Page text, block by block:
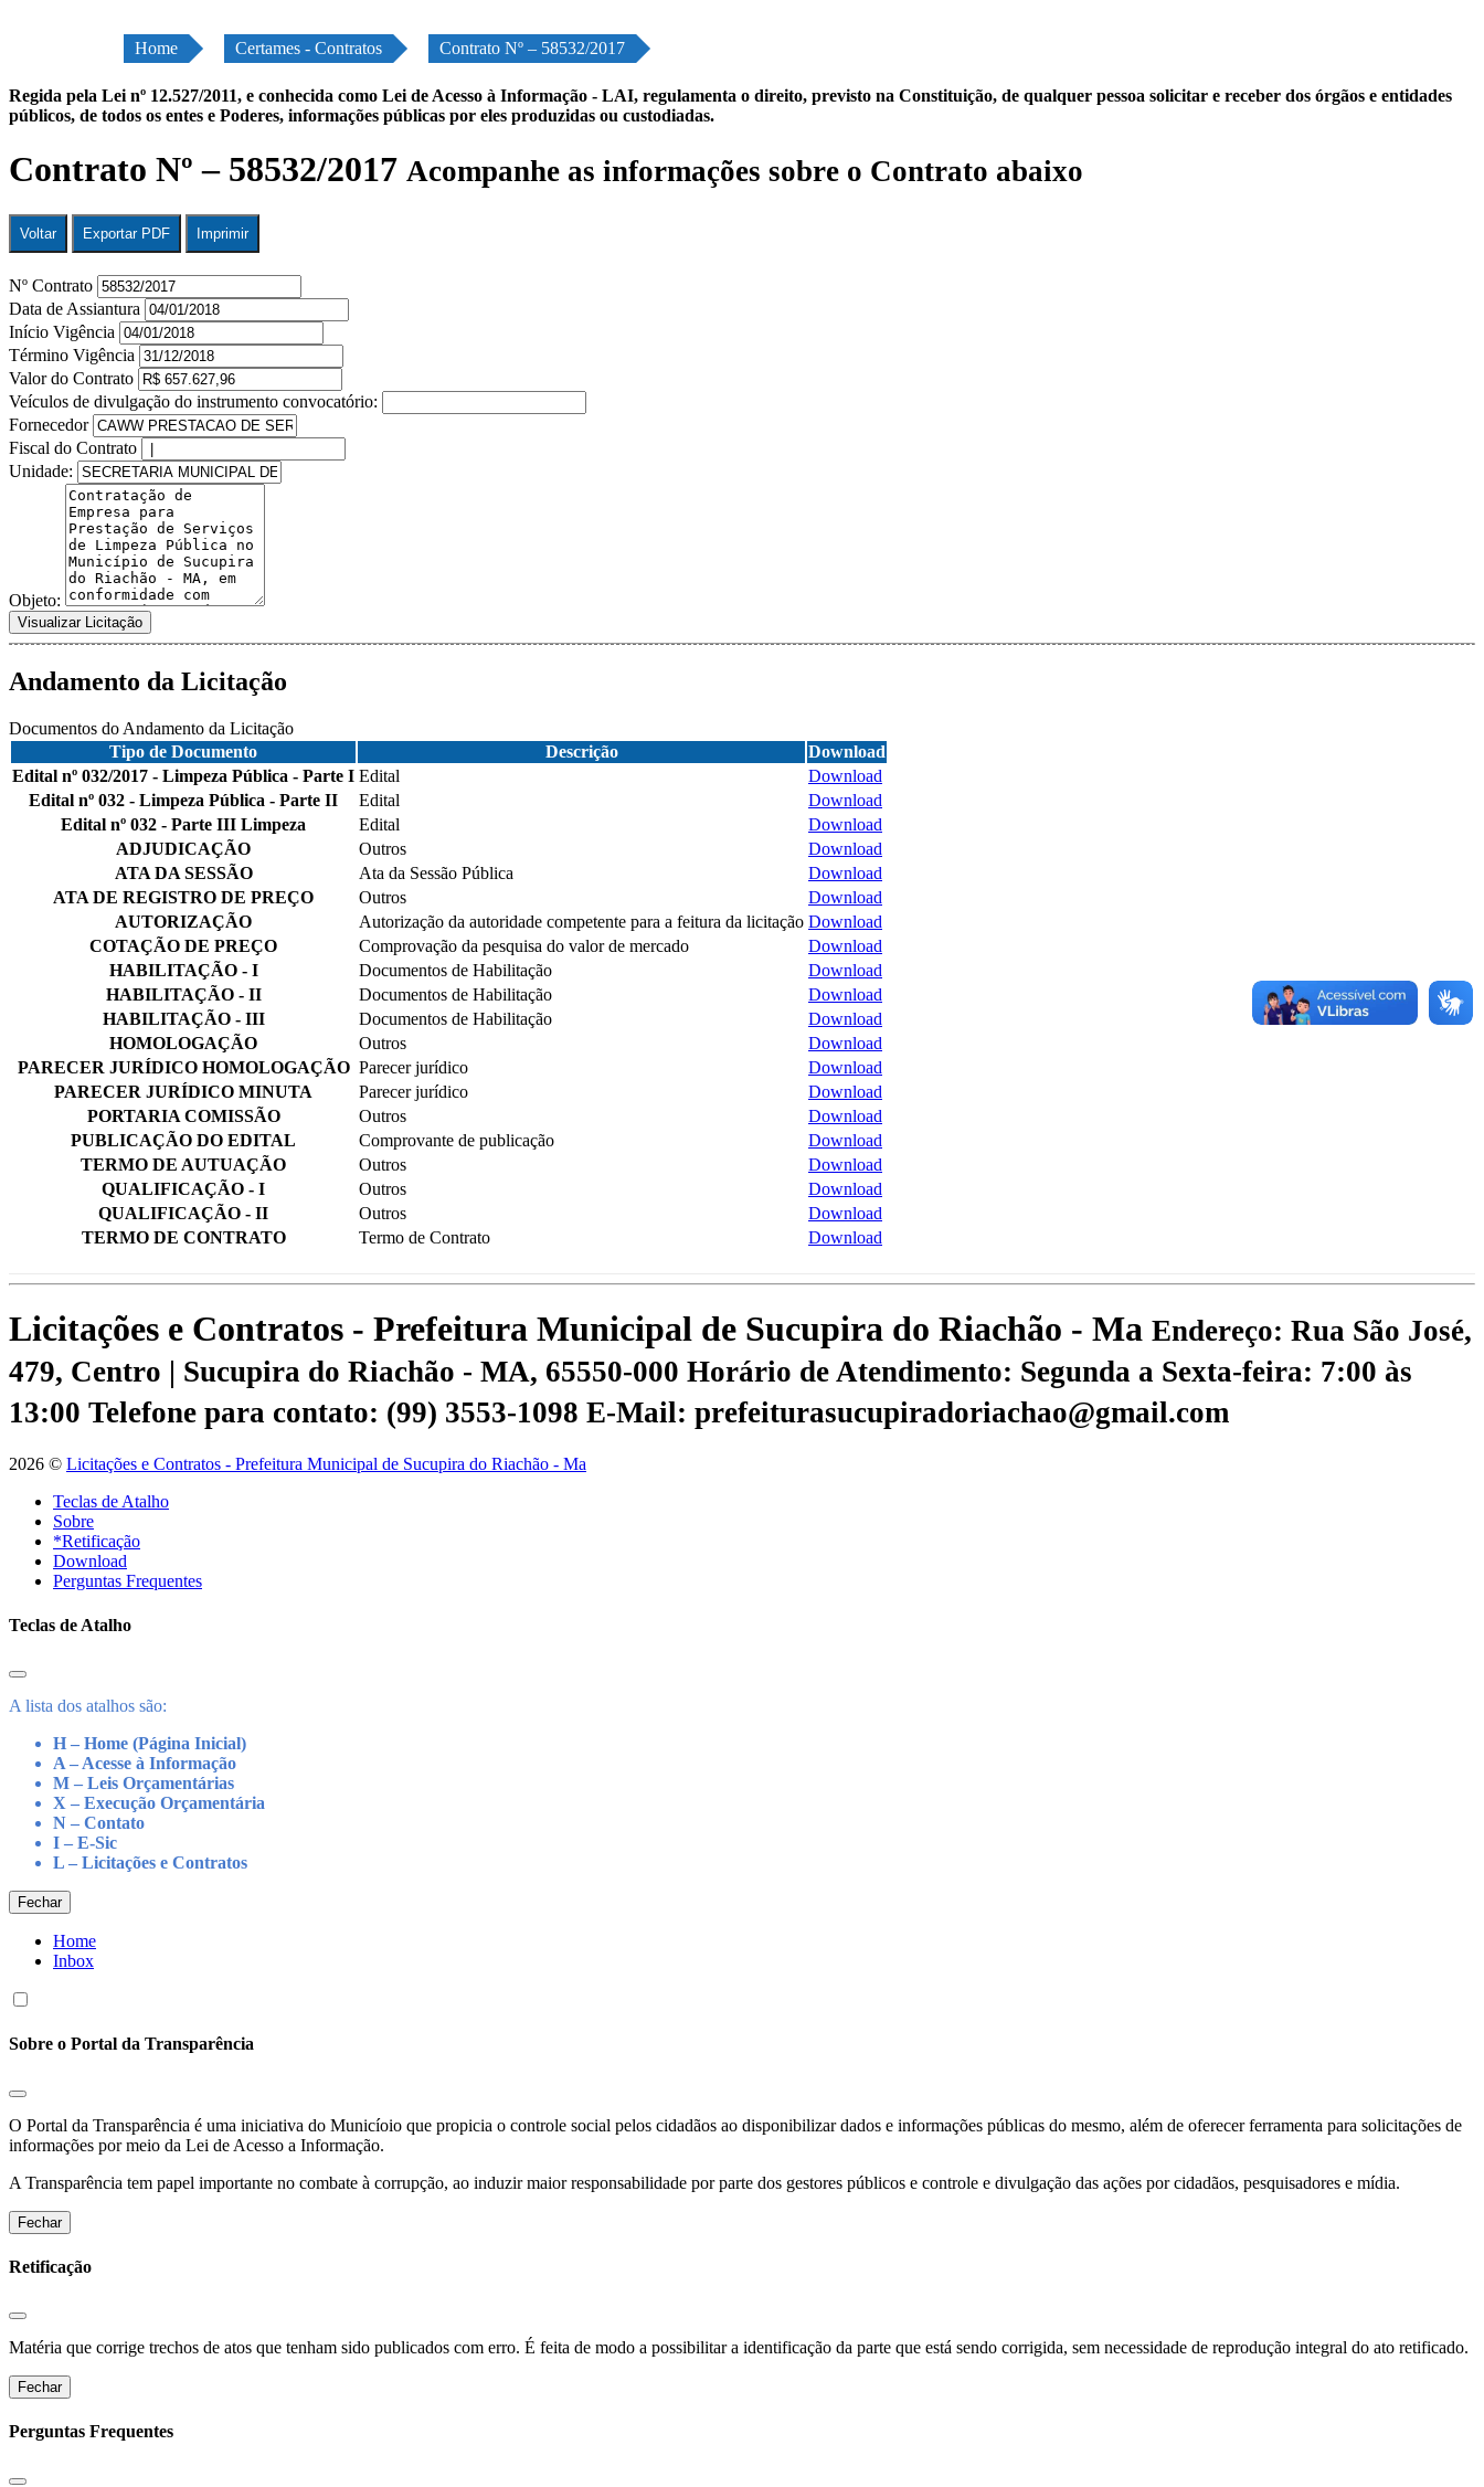
Home Certames - Contratos Contrato Nº – 58532/2017
Regida pela Lei nº 12.527/2011, e conhecida como Lei de Acesso à Informação - LAI, regulamenta o direito, previsto na Constituição, de qualquer pessoa solicitar e receber dos órgãos e entidades
públicos, de todos os entes e Poderes, informações públicas por eles produzidas ou custodiadas.
Contrato Nº – 58532/2017 Acompanhe as informações sobre o Contrato abaixo
Voltar Exportar PDF Imprimir
Nº Contrato
Data de Assiantura
Início Vigência
Término Vigência
Valor do Contrato
Veículos de divulgação do instrumento convocatório:
Fornecedor
Fiscal do Contrato
Unidade:
Objeto:
Visualizar Licitação
Andamento da Licitação
Documentos do Andamento da Licitação
Tipo de Documento
Descrição
Download
Edital nº 032/2017 - Limpeza Pública - Parte I Edital
Download
Edital nº 032 - Limpeza Pública - Parte II
Edital
Download
Edital nº 032 - Parte III Limpeza
Edital
Download
ADJUDICAÇÃO
Outros
Download
ATA DA SESSÃO
Ata da Sessão Pública
Download
ATA DE REGISTRO DE PREÇO
Outros
Download
AUTORIZAÇÃO
Autorização da autoridade competente para a feitura da licitação Download
COTAÇÃO DE PREÇO
Comprovação da pesquisa do valor de mercado
Download
HABILITAÇÃO - I
Documentos de Habilitação
Download
HABILITAÇÃO - II
Documentos de Habilitação
Download
HABILITAÇÃO - III
Documentos de Habilitação
Download
HOMOLOGAÇÃO
Outros
Download
PARECER JURÍDICO HOMOLOGAÇÃO Parecer jurídico
Download
PARECER JURÍDICO MINUTA
Parecer jurídico
Download
PORTARIA COMISSÃO
Outros
Download
PUBLICAÇÃO DO EDITAL
Comprovante de publicação
Download
TERMO DE AUTUAÇÃO
Outros
Download
QUALIFICAÇÃO - I
Outros
Download
QUALIFICAÇÃO - II
Outros
Download
TERMO DE CONTRATO
Termo de Contrato Download
Licitações e Contratos - Prefeitura Municipal de Sucupira do Riachão - Ma Endereço: Rua São José,
479, Centro | Sucupira do Riachão - MA, 65550-000 Horário de Atendimento: Segunda a Sexta-feira: 7:00 às
13:00 Telefone para contato: (99) 3553-1098 E-Mail: prefeiturasucupiradoriachao@gmail.com
2026 © Licitações e Contratos - Prefeitura Municipal de Sucupira do Riachão - Ma
Teclas de Atalho
Sobre
*Retificação
Download
Perguntas Frequentes
Teclas de Atalho
A lista dos atalhos são:
H – Home (Página Inicial)
A – Acesse à Informação
M – Leis Orçamentárias
X – Execução Orçamentária
N – Contato
I – E-Sic
L – Licitações e Contratos
Fechar
Home
Inbox
Sobre o Portal da Transparência
O Portal da Transparência é uma iniciativa do Municíoio que propicia o controle social pelos cidadãos ao disponibilizar dados e informações públicas do mesmo, além de oferecer ferramenta para solicitações de
informações por meio da Lei de Acesso a Informação.
A Transparência tem papel importante no combate à corrupção, ao induzir maior responsabilidade por parte dos gestores públicos e controle e divulgação das ações por cidadãos, pesquisadores e mídia.
Fechar
Retificação
Matéria que corrige trechos de atos que tenham sido publicados com erro. É feita de modo a possibilitar a identificação da parte que está sendo corrigida, sem necessidade de reprodução integral do ato retificado.
Fechar
Perguntas Frequentes